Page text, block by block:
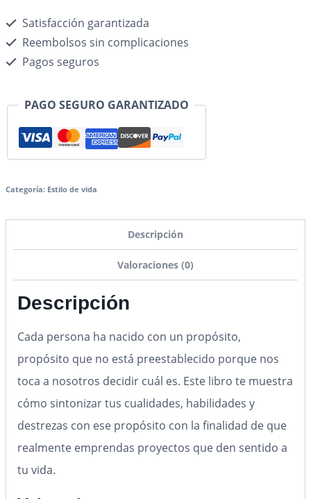
Satisfacción garantizada
Reembolsos sin complicaciones
Pagos seguros
PAGO SEGURO GARANTIZADO
Categoría: Estilo de vida
Descripción
Valoraciones (0)
Descripción
Cada persona ha nacido con un propósito,
propósito que no está preestablecido porque nos
toca a nosotros decidir cuál es. Este libro te muestra
cómo sintonizar tus cualidades, habilidades y
destrezas con ese propósito con la finalidad de que
realmente emprendas proyectos que den sentido a
tu vida.